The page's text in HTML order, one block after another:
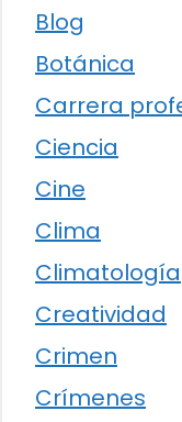
Blog
Botánica
Carrera
Ciencia
Cine
Clima
Climatología
Creatividad
Crimen
Crímenes